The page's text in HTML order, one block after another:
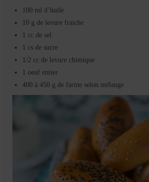
100 ml d’huile
10 g de levure fraiche
1 cc de sel
1 cs de sucre
1/2 cc de levure chimique
1 oeuf entier
400 à 450 g de farine selon mélange